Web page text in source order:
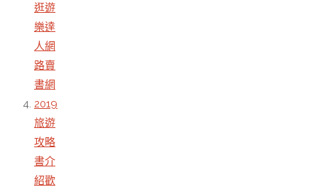
逛遊
樂達
人網
路賣
書網
2019
旅遊
攻略
書介
紹歡